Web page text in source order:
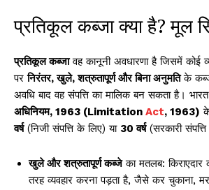
प्रतिकूल कब्जा क्या है? मूल
प्रतिकूल कब्जावह कानूनी अवधारणा है जिसमें कोई
परनिरंतर, खुले, शत्रुतापूर्ण और बिना अनुमतिके
अवधि बाद वह संपत्ति का मालिक बन सकता है।
अधिनियम, 1963 (Limitation Act, 1963)
वर्ष(निजी संपत्ति के लिए) या 30 वर्ष(सरकारी
खुले और शत्रुतापूर्ण कब्जेका मतलब: किराएदार
तरह व्यवहार करना पड़ता है, जैसे कर चुकाना,